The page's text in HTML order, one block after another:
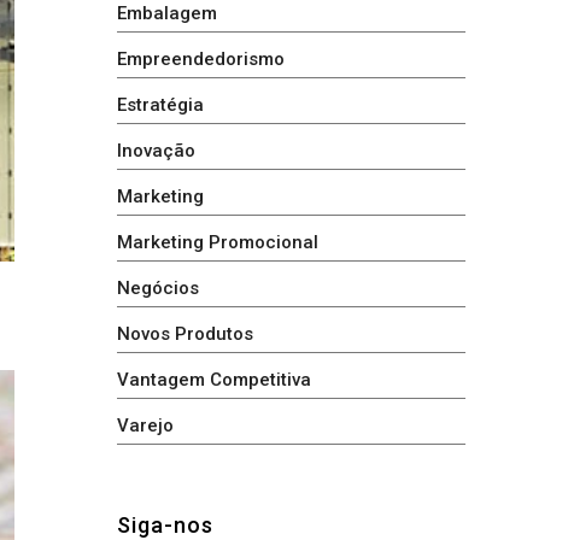
Embalagem
Empreendedorismo
Estratégia
Inovação
Marketing
Marketing Promocional
Negócios
Novos Produtos
Vantagem Competitiva
Varejo
Siga-nos